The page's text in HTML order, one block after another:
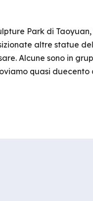
Park di
altre statue
Alcune sono in
quasi duecento